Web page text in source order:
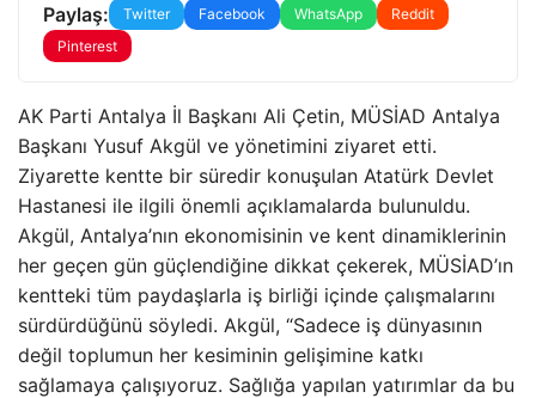
Paylaş: Twitter Facebook WhatsApp
Reddit
Pinterest
AK Parti Antalya İl Başkanı Ali Çetin, MÜSİAD Antalya
Başkanı Yusuf Akgül ve yönetimini ziyaret etti.
Ziyarette kentte bir süredir konuşulan Atatürk Devlet
Hastanesi ile ilgili önemli açıklamalarda bulunuldu.
Akgül, Antalya’nın ekonomisinin ve kent dinamiklerinin
her geçen gün güçlendiğine dikkat çekerek, MÜSİAD’ın
kentteki tüm paydaşlarla iş birliği içinde çalışmalarını
sürdürdüğünü söyledi. Akgül, “Sadece iş dünyasının
değil toplumun her kesiminin gelişimine katkı
sağlamaya çalışıyoruz. Sağlığa yapılan yatırımlar da bu